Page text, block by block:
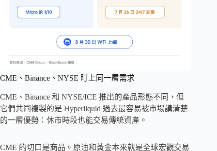
CME、Binance、NYSE 盯上同一層需求
CME、Binance 和 NYSE/ICE 推出的產品形態不同，但
它們共同複製的是 Hyperliquid 過去最容易被市場講清楚
的一層優勢：休市時段也能交易傳統資產。
CME 的切口是商品。原油和黃金本來就是全球宏觀交易